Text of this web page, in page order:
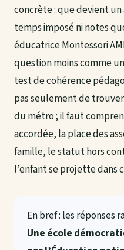
concrète : que devient
temps imposé ni notes
éducatrice Montessori
question moins comme
test de cohérence
pas seulement de
du métro ; il faut
accordée, la place des
famille, le statut hors
l’enfant se projette dans
En bref : les réponses
Une école